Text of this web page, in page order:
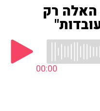
האלה רק
00:00